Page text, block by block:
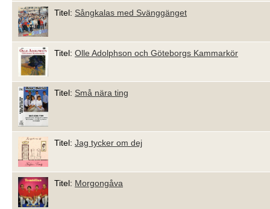
Titel: Sångkalas med Svänggänget
Titel: Olle Adolphson och Göteborgs Kammarkör
Titel: Små nära ting
Titel: Jag tycker om dej
Titel: Morgongåva